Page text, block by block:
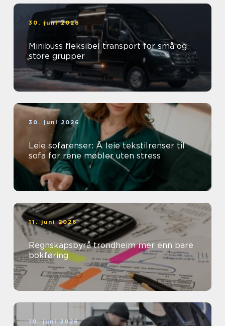
30. juni 2026
Minibuss fleksibel transport for små og
store grupper
30. juni 2026
Leie sofarenser: Å leie tekstilrenser til
sofa for rene møbler uten stress
11. juni 2026
Regnskapsbyrå trondheim mer enn bare
bokføring
10. juni 2026